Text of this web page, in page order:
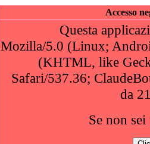
Accesso
Questa
Mozilla/5.0 (Linux;
(KHTML, like
Safari/537.36;
da
Se non